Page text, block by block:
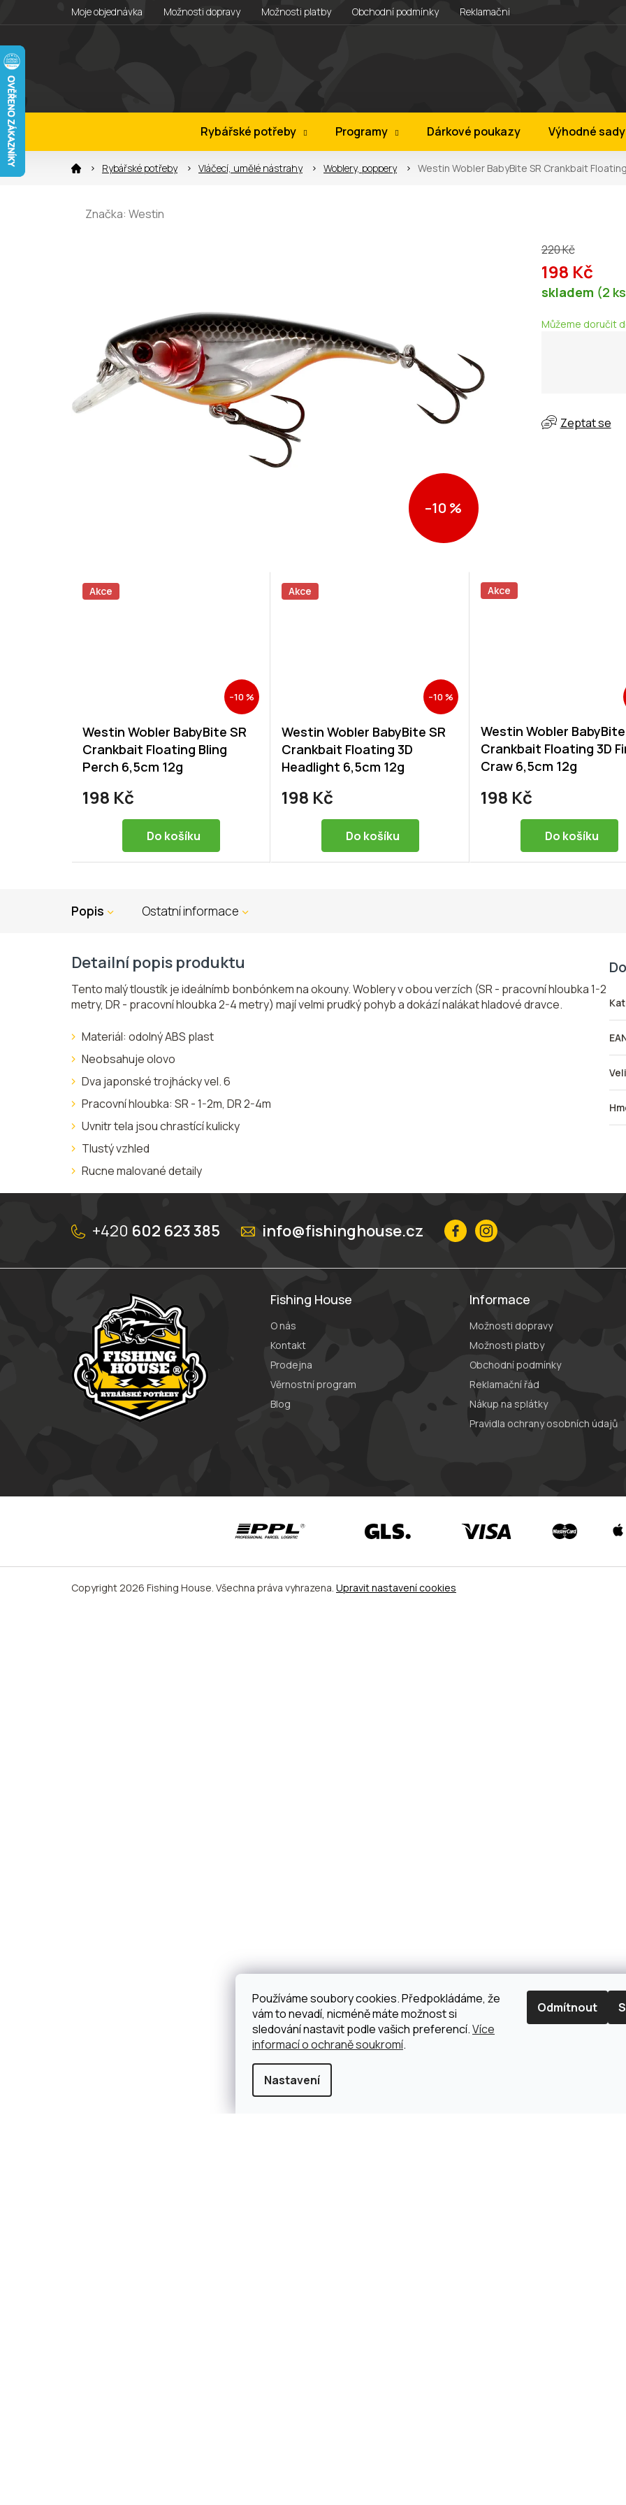
Používáme soubory cookies. Předpokládáme, že
vám to nevadí, nicméně máte možnost si
sledování nastavit podle vašich preferencí.Více
informací o ochraně soukromí.
Nastavení
Odmítnout
na
Moje objednávka Možnosti dopravy Možnosti platby Obchodní podmínky Reklamační řád
Rybářské potřeby Programy Dárkové poukazy Výhodné sady
Rybářské potřeby Vláčecí, umělé nástrahy Woblery, poppery Westin Wobler BabyBite SR Crankbait
Značka: Westin
–10 %
220 Kč
198 Kč
Měrná
skladem (2
Můžeme doručit
Zeptat se
Akce
–10 %
Westin Wobler BabyBite SR
Crankbait Floating Bling
Perch 6,5cm 12g
198 Kč
Do košíku
Akce
–10 %
Westin Wobler BabyBite SR
Crankbait Floating 3D
Headlight 6,5cm 12g
198 Kč
Do košíku
Akce
Westin Wobler BabyBite
Crankbait Floating 3D
Craw 6,5cm 12g
198 Kč
Do košíku
Popis Ostatní informace
Detailní popis produktu
Tento malý tloustík je ideálnímb bonbónkem na okouny. Woblery v obou verzích (SR - pracovní hloubka 1-2
metry, DR - pracovní hloubka 2-4 metry) mají velmi prudký pohyb a dokází nalákat hladové dravce.
Materiál: odolný ABS plast
Neobsahuje olovo
Dva japonské trojhácky vel. 6
Pracovní hloubka: SR - 1-2m, DR 2-4m
Uvnitr tela jsou chrastící kulicky
Tlustý vzhled
Rucne malované detaily
Z
+420 602 623 385 info@fishinghouse.cz
Fishing House
O nás
Kontakt
Prodejna
Věrnostní program
Blog
Informace
Možnosti dopravy
Možnosti platby
Obchodní podmínky
Reklamační řád
Nákup na splátky
Pravidla ochrany osobních údajů
Copyright 2026 Fishing House . Všechna práva vyhrazena. Upravit nastavení cookies